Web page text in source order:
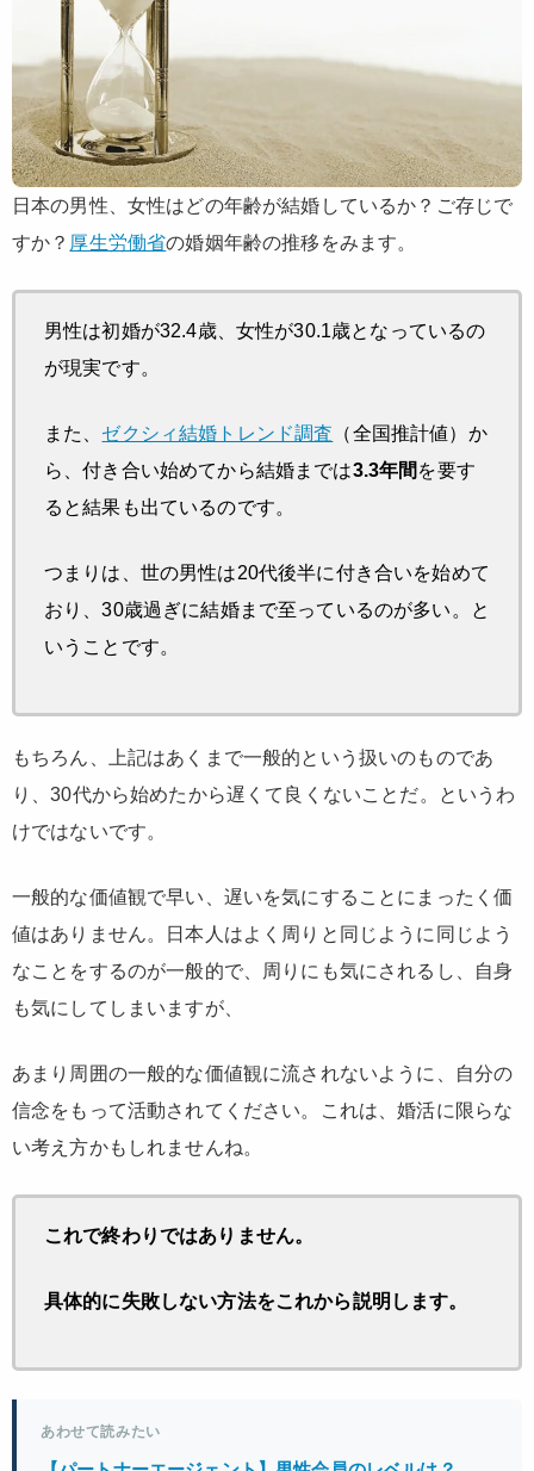
日本の男性、女性はどの年齢が結婚しているか？ご存じで
すか？ 厚生労働省の婚姻年齢の推移をみます。
男性は初婚が32.4歳、女性が30.1歳となっているの
が現実です。
また、 ゼクシィ結婚トレンド調査 （全国推計値）か
ら、付き合い始めてから結婚までは3.3年間 を要す
ると結果も出ているのです。
つまりは、世の男性は20代後半に付き合いを始めて
おり、30歳過ぎに結婚まで至っているのが多い。と
いうことです。
もちろん、上記はあくまで一般的という扱いのものであ
り、30代から始めたから遅くて良くないことだ。というわ
けではないです。
一般的な価値観で早い、遅いを気にすることにまったく価
値はありません。日本人はよく周りと同じように同じよう
なことをするのが一般的で、周りにも気にされるし、自身
も気にしてしまいますが、
あまり周囲の一般的な価値観に流されないように、
自分の
信念をもって活動されてください。これは、婚活に限らな
い考え方かもしれませんね。
これで終わりではありません。
具体的に失敗しない方法をこれから説明します。
あわせて読みたい